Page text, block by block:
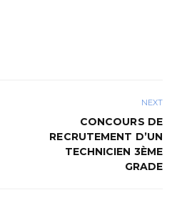
NEXT
CONCOURS DE
RECRUTEMENT D’UN
TECHNICIEN 3ÈME
GRADE